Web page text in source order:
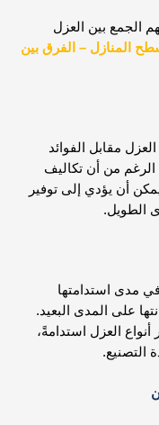
الجمع بين العزل
المنازل – الفرق بين
مقابل الفوائد
الرغم من أن تكاليف
أن يؤدي إلى توفير
الطويل.
مدى استدامتها
على المدى البعيد.
أنواع العزل استدامةً،
التصنيع.